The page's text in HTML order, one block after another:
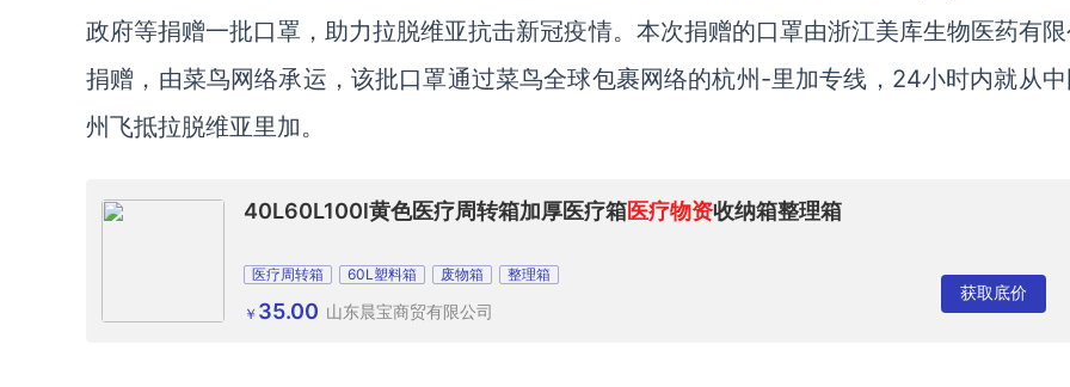
政府等捐赠一批口罩，助力拉脱维亚抗击新冠疫情。 本次捐赠的口罩由浙江美库生物医药有
捐赠，由菜鸟网络承运， 该批口罩通过菜鸟全球包裹网络的杭州 -里加专线， 24小时内就从
州飞抵拉脱维亚里加。
40L60L100l黄色医疗周转箱加厚医疗箱医疗物资收纳箱整理箱
医疗周转箱 60L塑料箱 废物箱 整理箱
￥ 35.00 山东晨宝商贸有限公司
获取底价